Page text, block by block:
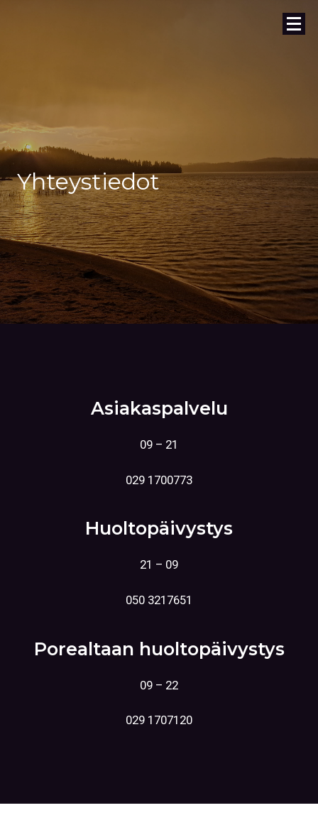
Yhteystiedot
Asiakaspalvelu
09 – 21
029 1700773
Huoltopäivystys
21 – 09
050 3217651
Porealtaan huoltopäivystys
09 – 22
029 1707120